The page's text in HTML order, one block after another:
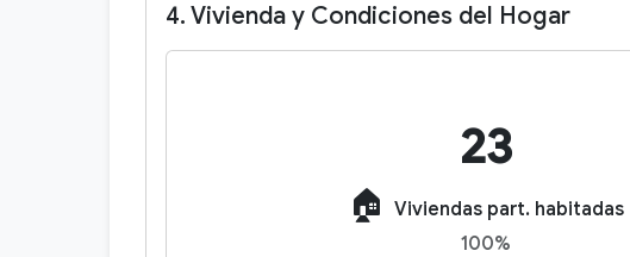
4. Vivienda y Condiciones del Hogar
23
🏠 Viviendas part. habitadas
100%